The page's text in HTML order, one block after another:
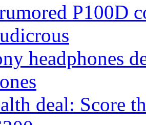
P100D
headphones
deal: Score